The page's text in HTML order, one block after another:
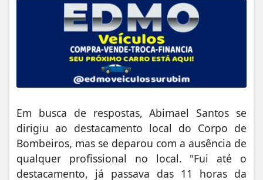
Em busca de respostas, Abimael Santos se
dirigiu ao destacamento local do Corpo de
Bombeiros, mas se deparou com a ausência de
qualquer profissional no local. "Fui até o
destacamento, já passava das 11 horas da